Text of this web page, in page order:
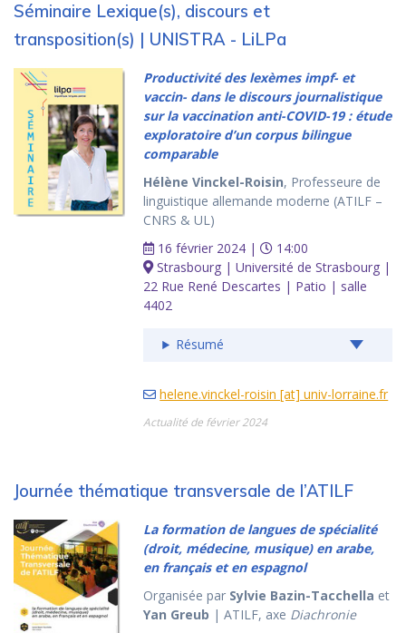
Séminaire Lexique(s), discours et
transposition(s) | UNISTRA - LiLPa
Productivité des lexèmes impf- et
vaccin- dans le discours journalistique
sur la vaccination anti-COVID-19 : étude
exploratoire d’un corpus bilingue
comparable
Hélène Vinckel-Roisin, Professeure de
linguistique allemande moderne (ATILF –
CNRS & UL)
16 février 2024 |
14:00
Strasbourg | Université de Strasbourg |
22 Rue René Descartes | Patio | salle
4402
Résumé
helene.vinckel-roisin [at] univ-lorraine.fr
Actualité de février 2024
Journée thématique transversale de l’ATILF
La formation de langues de spécialité
(droit, médecine, musique) en arabe,
en français et en espagnol
Organisée par Sylvie Bazin-Tacchella et
Yan Greub | ATILF, axe Diachronie